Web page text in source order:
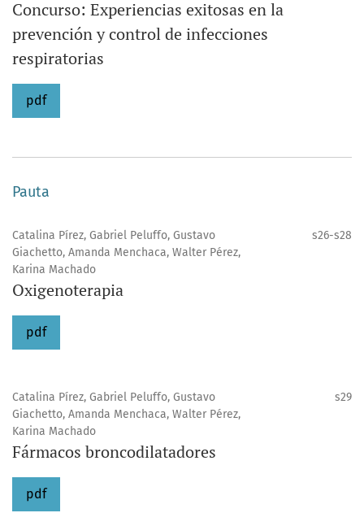
Concurso: Experiencias exitosas en la
prevención y control de infecciones
respiratorias
pdf
Pauta
Catalina Pírez, Gabriel Peluffo, Gustavo
Giachetto, Amanda Menchaca, Walter Pérez,
Karina Machado
s26-s28
Oxigenoterapia
pdf
Catalina Pírez, Gabriel Peluffo, Gustavo
Giachetto, Amanda Menchaca, Walter Pérez,
Karina Machado
s29
Fármacos broncodilatadores
pdf